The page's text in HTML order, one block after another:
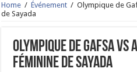
Home / Événement / Olympique de
de Sayada
Olympique de Gafsa
Féminine de Sayada